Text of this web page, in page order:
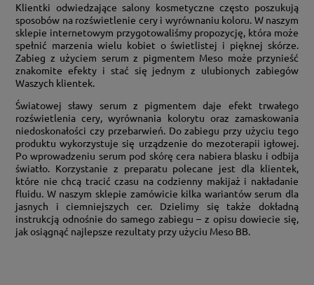
Klientki odwiedzające salony kosmetyczne często poszukują
sposobów na rozświetlenie cery i wyrównaniu koloru. W naszym
sklepie internetowym przygotowaliśmy propozycję, która może
spełnić marzenia wielu kobiet o świetlistej i pięknej skórze.
Zabieg z użyciem serum z pigmentem Meso może przynieść
znakomite efekty i stać się jednym z ulubionych zabiegów
Waszych klientek.
Światowej sławy serum z pigmentem daje efekt trwałego
rozświetlenia cery, wyrównania kolorytu oraz zamaskowania
niedoskonałości czy przebarwień. Do zabiegu przy użyciu tego
produktu wykorzystuje się urządzenie do mezoterapii igłowej.
Po wprowadzeniu serum pod skórę cera nabiera blasku i odbija
światło. Korzystanie z preparatu polecane jest dla klientek,
które nie chcą tracić czasu na codzienny makijaż i nakładanie
fluidu. W naszym sklepie zamówicie kilka wariantów serum dla
jasnych i ciemniejszych cer. Dzielimy się także dokładną
instrukcją odnośnie do samego zabiegu – z opisu dowiecie się,
jak osiągnąć najlepsze rezultaty przy użyciu Meso BB.